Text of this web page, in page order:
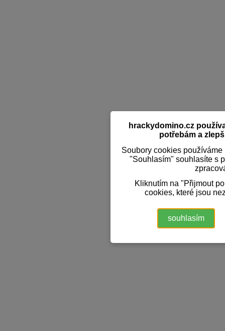
hrackydomino.cz
potřebám a
Soubory cookies
"Souhlasím" souhlasíte s
Kliknutím na "Přijmout
cookies, které jsou
souhlasím